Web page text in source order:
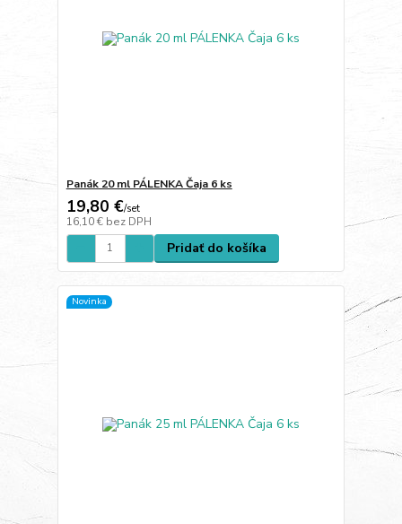
Panák 20 ml PÁLENKA Čaja 6 ks
19,80 €/set
16,10 € bez DPH
Pridať do košíka
Novinka